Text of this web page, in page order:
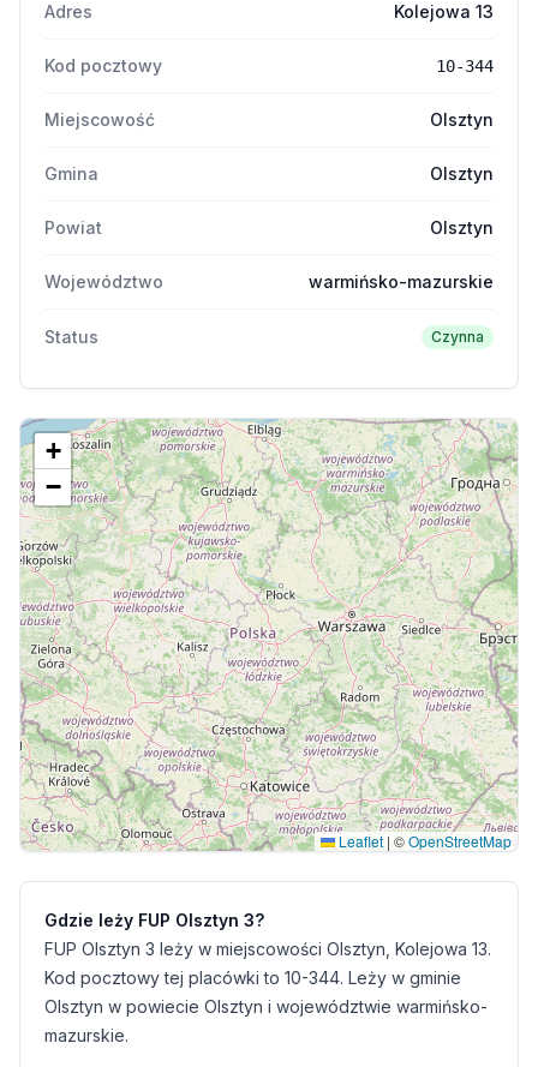
Adres Kolejowa 13
Kod pocztowy 10-344
Miejscowość Olsztyn
Gmina Olsztyn
Powiat Olsztyn
Województwo warmińsko-mazurskie
Status Czynna
+
−
Leaflet | ©OpenStreetMap
Gdzie leży FUP Olsztyn 3?
FUP Olsztyn 3 leży w miejscowości Olsztyn, Kolejowa 13.
Kod pocztowy tej placówki to 10-344. Leży w gminie
Olsztyn w powiecie Olsztyn i województwie warmińsko-
mazurskie.